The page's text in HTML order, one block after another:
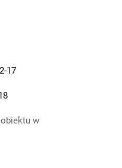
Zakładów
Zakładów
Zakładów
17
w